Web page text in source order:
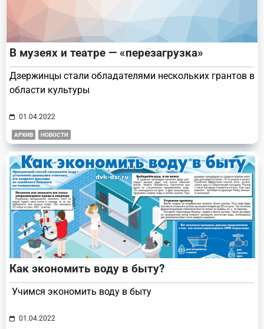
В музеях и театре — «перезагрузка»
Дзержинцы стали обладателями нескольких грантов в
области культуры
01.04.2022
АРХИВ НОВОСТИ
Как экономить воду в быту?
Учимся экономить воду в быту
01.04.2022